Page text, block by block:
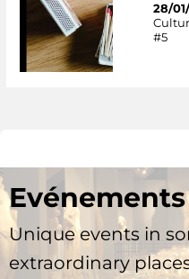
28/
#5
Unique events in
extraordinary